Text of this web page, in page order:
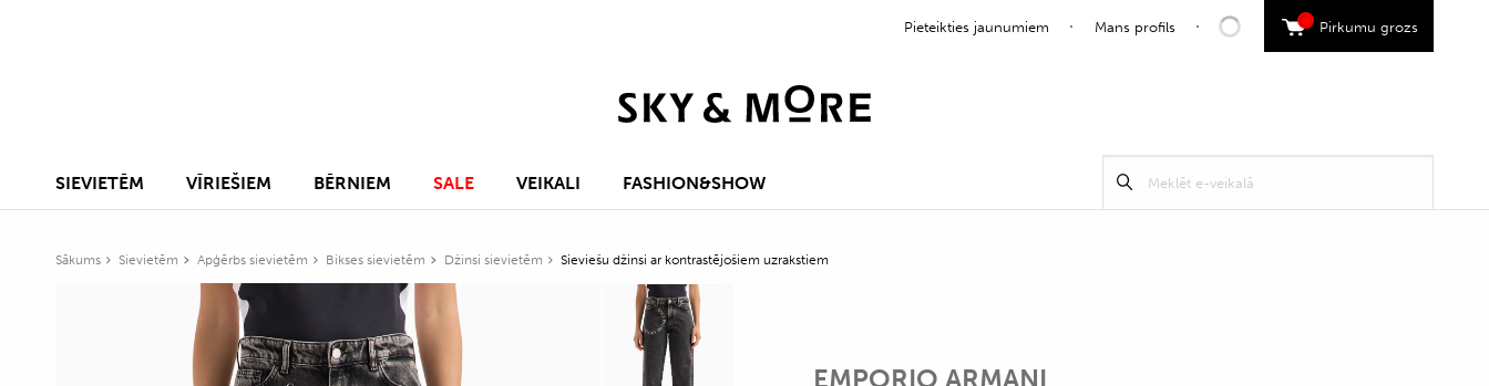
Pieteikties jaunumiem Mans profils Pirkumu grozs
0
SIEVIETĒM VĪRIEŠIEM BĒRNIEM SALE VEIKALI FASHION&SHOW Meklēt
Sākums Sievietēm Apģērbs sievietēm Bikses sievietēm Džinsi sievietēm Sieviešu džinsi ar kontrastējošiem uzrakstiem
EMPORIO ARMANI